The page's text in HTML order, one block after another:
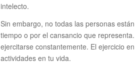
intelecto.
Sin embargo, no todas las personas
tiempo o por el cansancio que
ejercitarse constantemente. El ejercicio
actividades en tu vida.